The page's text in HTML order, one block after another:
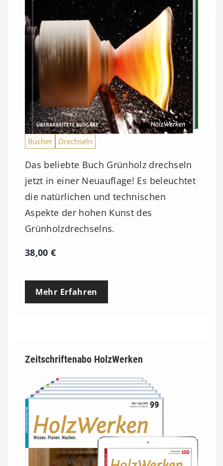
Bücher Drechseln
Das beliebte Buch Grünholz drechseln
jetzt in einer Neuauflage! Es beleuchtet
die natürlichen und technischen
Aspekte der hohen Kunst des
Grünholzdrechselns.
38,00€
Mehr Erfahren
Zeitschriftenabo HolzWerken